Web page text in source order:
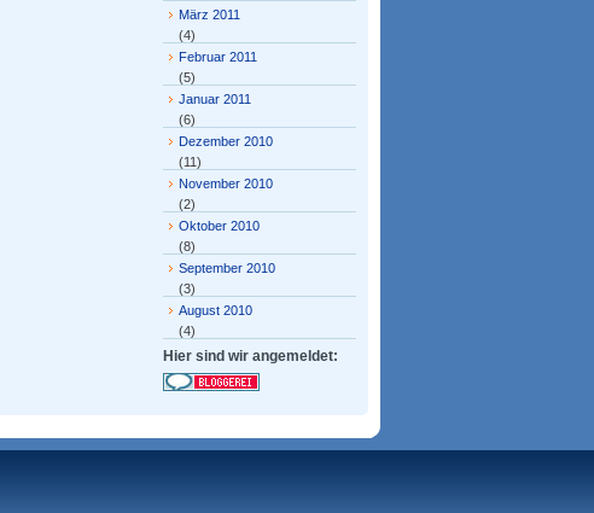
März 2011
(4)
Februar 2011
(5)
Januar 2011
(6)
Dezember 2010
(11)
November 2010
(2)
Oktober 2010
(8)
September 2010
(3)
August 2010
(4)
Hier sind wir angemeldet: